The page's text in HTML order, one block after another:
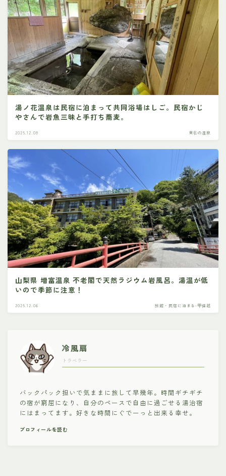
湯ノ花温泉は民宿に泊まって共同浴場はしご。民宿かじ
やさんで岩魚三昧と手打ち蕎麦。
2025.12.08 東北の温泉
山梨県 増富温泉 不老閣で天然ラジウム岩風呂。湯温が低
いので季節に注意！
2025.12.06 旅館・民宿に泊まる-甲信越
冷風扇
トラベラー
バックパック担いで気ままに旅して早幾年。時間ギチギチ
の宿が窮屈になり、自分のペースで自由に過ごせる湯治宿
にはまってます。好きな時間にぐでーっと出来る幸せ。
プロフィールを読む